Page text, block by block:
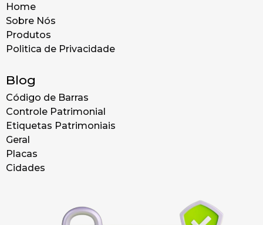
Home
Sobre Nós
Produtos
Politica de Privacidade
Blog
Código de Barras
Controle Patrimonial
Etiquetas Patrimoniais
Geral
Placas
Cidades